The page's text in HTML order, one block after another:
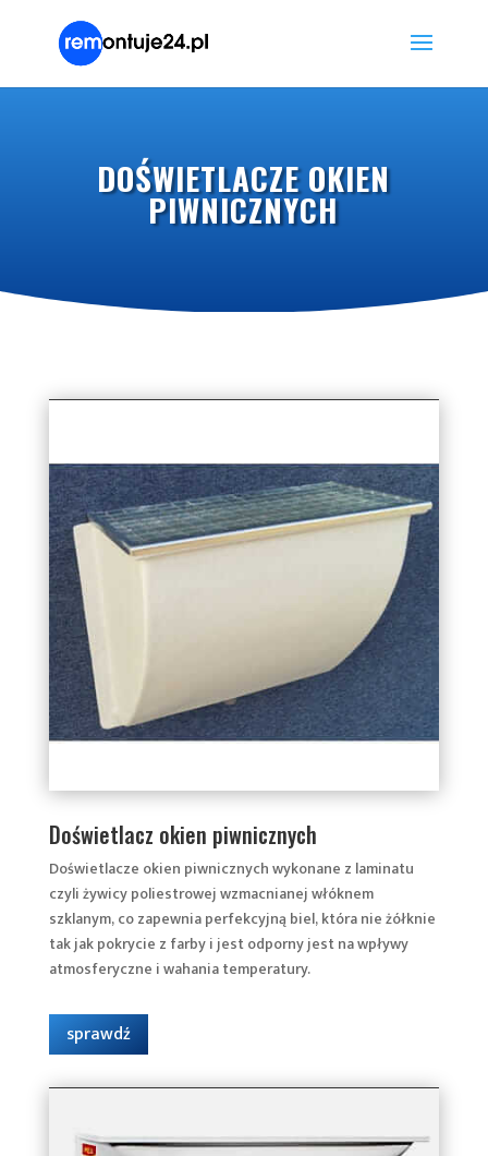
DOŚWIETLACZE OKIEN
PIWNICZNYCH
Doświetlacz okien piwnicznych
Doświetlacze okien piwnicznych wykonane z laminatu
czyli żywicy poliestrowej wzmacnianej włóknem
szklanym, co zapewnia perfekcyjną biel, która nie żółknie
tak jak pokrycie z farby i jestodporny jest na wpływy
atmosferyczne i wahania temperatury.
sprawdź